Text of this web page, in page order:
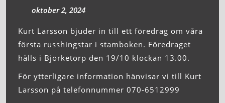
oktober 2, 2024
Kurt Larsson bjuder in till ett föredrag om våra
första russhingstar i stamboken. Föredraget
hålls i Björketorp den 19/10 klockan 13.00.
För ytterligare information hänvisar vi till Kurt
Larsson på telefonnummer 070-6512999